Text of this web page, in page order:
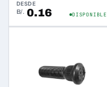
DESDE
B/. 0.16 DISPONIBLE